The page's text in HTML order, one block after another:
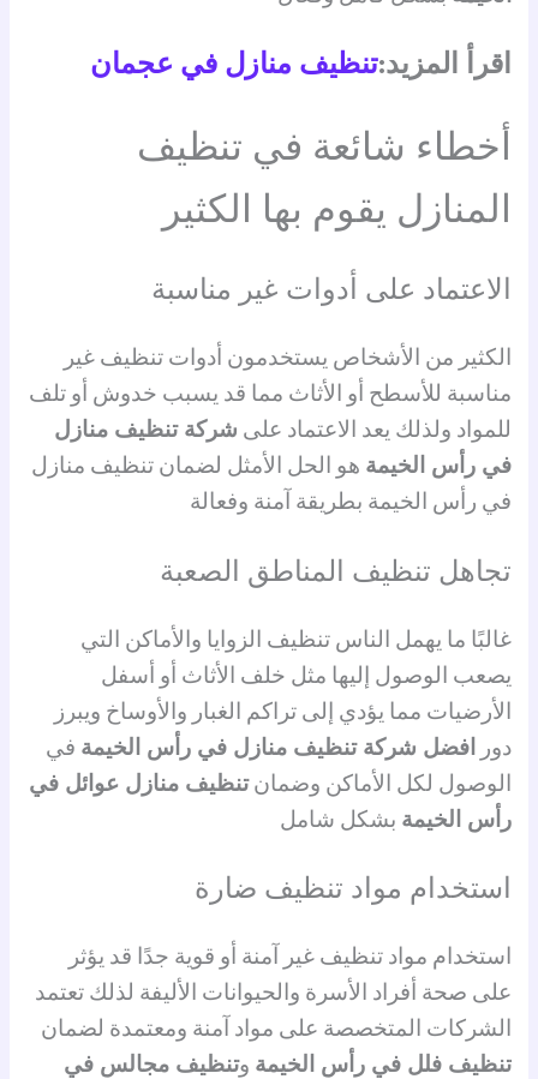
اقرأ المزيد:تنظيف منازل في عجمان
أخطاء شائعة في تنظيف
المنازل يقوم بها الكثير
الاعتماد على أدوات غير مناسبة
الكثير من الأشخاص يستخدمون أدوات تنظيف غير
مناسبة للأسطح أو الأثاث مما قد يسبب خدوش أو تلف
للمواد ولذلك يعد الاعتماد على شركة تنظيف منازل
في رأس الخيمة هو الحل الأمثل لضمان تنظيف منازل
في رأس الخيمة بطريقة آمنة وفعالة
تجاهل تنظيف المناطق الصعبة
غالبًا ما يهمل الناس تنظيف الزوايا والأماكن التي
يصعب الوصول إليها مثل خلف الأثاث أو أسفل
الأرضيات مما يؤدي إلى تراكم الغبار والأوساخ ويبرز
دور
افضل شركة تنظيف منازل في رأس الخيمة في
الوصول لكل الأماكن وضمانتنظيف منازل عوائل في
رأس الخيمة بشكل شامل
استخدام مواد تنظيف ضارة
استخدام مواد تنظيف غير آمنة أو قوية جدًا قد يؤثر
على صحة أفراد الأسرة والحيوانات الأليفة لذلك تعتمد
الشركات المتخصصة على مواد آمنة ومعتمدة لضمان
تنظيف فلل في رأس الخيمة وتنظيف مجالس في